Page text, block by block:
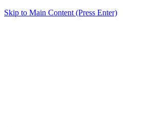
Skip to Main Content (Press Enter)